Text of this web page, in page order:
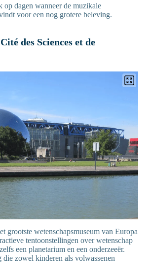
op dagen wanneer de muzikale
voor een nog grotere beleving.
des Sciences et de
grootste wetenschapsmuseum van Europa
tentoonstellingen over wetenschap
een planetarium en een onderzeeër.
die zowel kinderen als volwassenen